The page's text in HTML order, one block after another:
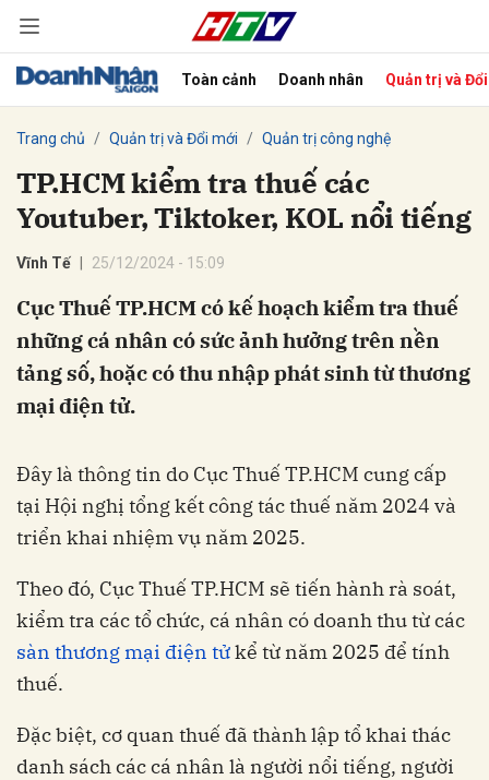
Toàn cảnh Doanh nhân Quản trị và
Trang chủ Quản trị và Đổi mới Quản trị công nghệ
TP.HCM kiểm tra thuế các
Youtuber, Tiktoker, KOL nổi tiếng
Vĩnh Tế 25/12/2024 - 15:09
Cục Thuế TP.HCM có kế hoạch kiểm tra thuế
những cá nhân có sức ảnh hưởng trên nền
tảng số, hoặc có thu nhập phát sinh từ thương
mại điện tử.
Đây là thông tin do Cục Thuế TP.HCM cung cấp
tại Hội nghị tổng kết công tác thuế năm 2024 và
triển khai nhiệm vụ năm 2025.
Theo đó, Cục Thuế TP.HCM sẽ tiến hành rà soát,
kiểm tra các tổ chức, cá nhân có doanh thu từ các
sàn thương mại điện tửkể từ năm 2025 để tính
thuế.
Đặc biệt, cơ quan thuế đã thành lập tổ khai thác
danh sách các cá nhân là người nổi tiếng, người
Hủy